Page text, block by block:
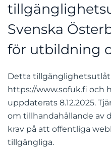
Svenska
för utbildning
Detta
https://www.sofuk.fi och
uppdaterats 8.12.2025.
om tillhandahållande av
krav på att offentliga
tillgängliga.